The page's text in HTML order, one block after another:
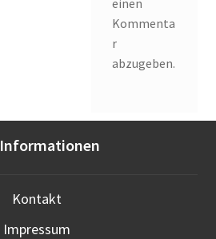
einen
Kommenta
r
abzugeben.
Informationen
Kontakt
Impressum